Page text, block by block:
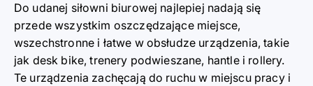
Do udanej siłowni biurowej najlepiej nadają się
przede wszystkim oszczędzające miejsce,
wszechstronne i łatwe w obsłudze urządzenia, takie
jak desk bike, trenery podwieszane, hantle i rollery.
Te urządzenia zachęcają do ruchu w miejscu pracy i